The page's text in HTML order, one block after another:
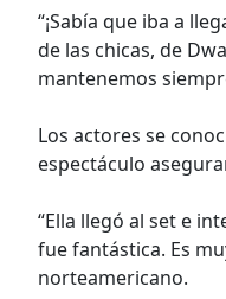
“¡Sabía que iba a
de las chicas, de
mantenemos
Los actores se
espectáculo
“Ella llegó al set e
fue fantástica. Es
norteamericano.